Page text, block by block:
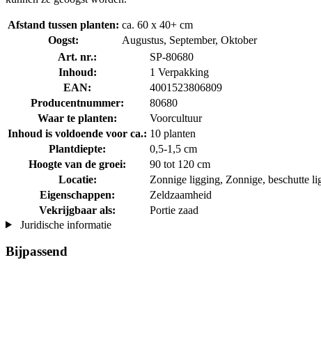
Afstand tussen planten: ca. 60 x 40+ cm
Oogst:
Augustus, September, Oktober
Art. nr.:
SP-80680
Inhoud:
1 Verpakking
EAN:
4001523806809
Producentnummer:
80680
Waar te planten:
Voorcultuur
Inhoud is voldoende voor ca.: 10 planten
Plantdiepte:
0,5-1,5 cm
Hoogte van de groei:
90 tot 120 cm
Locatie:
Zonnige ligging, Zonnige, beschutte
Eigenschappen:
Zeldzaamheid
Vekrijgbaar als:
Portie zaad
Juridische informatie
Bijpassend